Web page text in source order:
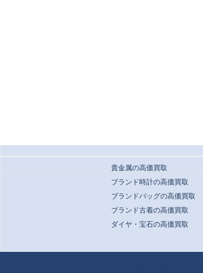
貴金属の高価買取
ブランド時計の高価買取
ブランドバッグの高価買取
ブランド古着の高価買取
ダイヤ・宝石の高価買取